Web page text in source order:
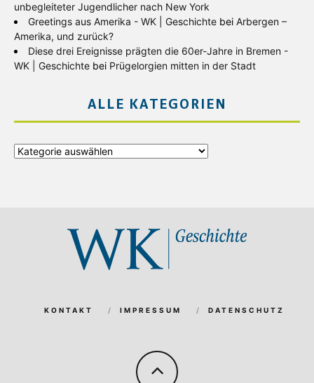
unbegleiteter Jugendlicher nach New York
Greetings aus Amerika - WK | Geschichte bei Arbergen –
Amerika, und zurück?
Diese drei Ereignisse prägten die 60er-Jahre in Bremen -
WK | Geschichte bei Prügelorgien mitten in der Stadt
ALLE KATEGORIEN
Alle
KONTAKT IMPRESSUM DATENSCHUTZ